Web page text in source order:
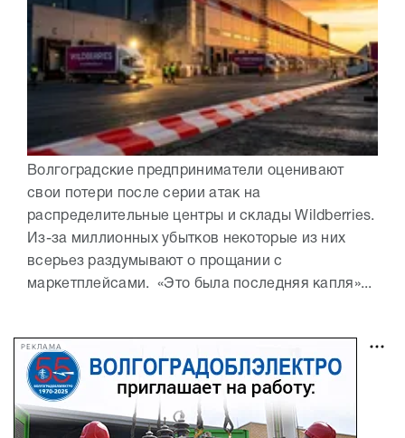
Волгоградские предприниматели оценивают
свои потери после серии атак на
распределительные центры и склады Wildberries.
Из-за миллионных убытков некоторые из них
всерьез раздумывают о прощании с
маркетплейсами. «Это была последняя капля»...
РЕКЛАМА